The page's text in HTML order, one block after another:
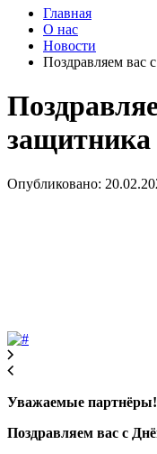
Главная
О нас
Новости
Поздравляем вас
защитника
Опубликовано:
Уважаемые партнёры!
Поздравляем вас с